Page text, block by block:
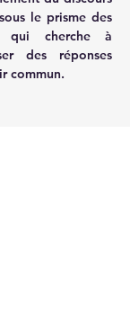
le prisme des
qui cherche à
des réponses
commun.